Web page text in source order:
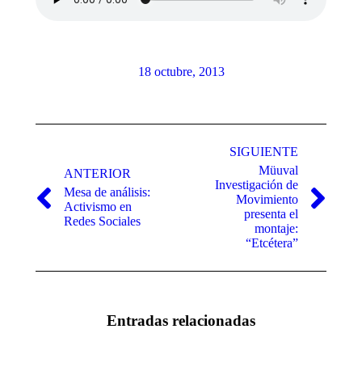
18 octubre, 2013
publicaciones
ANTERIOR
Publicación
anterior:
Mesa de análisis:
Activismo en
Redes Sociales
SIGUIENTE
Publicación
siguiente:
Müuval
Investigación de
Movimiento
presenta el
montaje:
“Etcétera”
Entradas relacionadas